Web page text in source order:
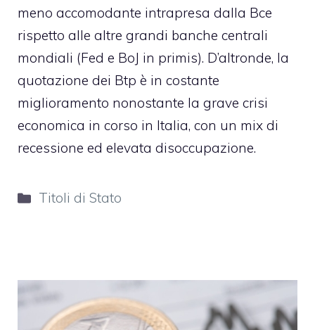
meno accomodante intrapresa dalla Bce
rispetto alle altre grandi banche centrali
mondiali (Fed e BoJ in primis). D’altronde, la
quotazione dei Btp è in costante
miglioramento nonostante la grave crisi
economica in corso in Italia, con un mix di
recessione ed elevata disoccupazione.
Categorie
Titoli di Stato